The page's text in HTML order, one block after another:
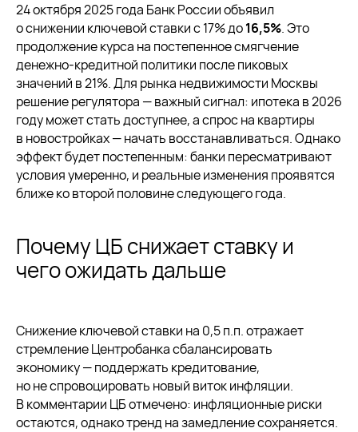
24 октября 2025 года Банк России объявил
о снижении ключевой ставки с 17% до16,5%. Это
продолжение курса на постепенное смягчение
денежно-кредитной политики после пиковых
значений в 21%. Для рынка недвижимости Москвы
решение регулятора — важный сигнал: ипотека в 2026
году может стать доступнее, а спрос на квартиры
в новостройках — начать восстанавливаться. Однако
эффект будет постепенным: банки пересматривают
условия умеренно, и реальные изменения проявятся
ближе ко второй половине следующего года.
Почему ЦБ снижает ставку и
чего ожидать дальше
Снижение ключевой ставки на 0,5 п.п. отражает
стремление Центробанка сбалансировать
экономику — поддержать кредитование,
но не спровоцировать новый виток инфляции.
В комментарии ЦБ отмечено: инфляционные риски
остаются, однако тренд на замедление сохраняется.